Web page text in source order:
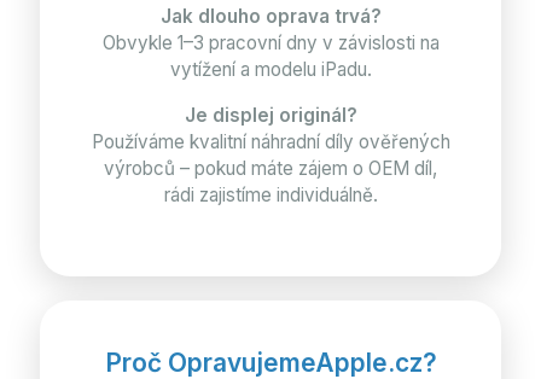
Jak dlouho oprava trvá?
Obvykle 1–3 pracovní dny v závislosti na
vytížení a modelu iPadu.
Je displej originál?
Používáme kvalitní náhradní díly ověřených
výrobců – pokud máte zájem o OEM díl,
rádi zajistíme individuálně.
Proč OpravujemeApple.cz?